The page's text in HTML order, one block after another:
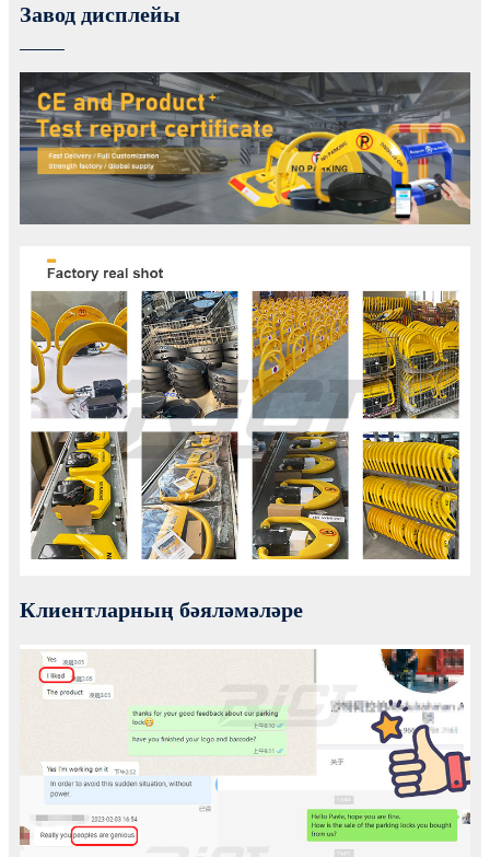
Завод дисплейы
Клиентларның бәяләмәләре